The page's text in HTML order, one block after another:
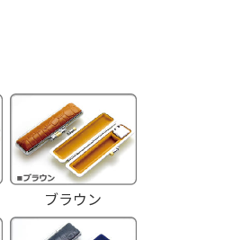
ブラウン